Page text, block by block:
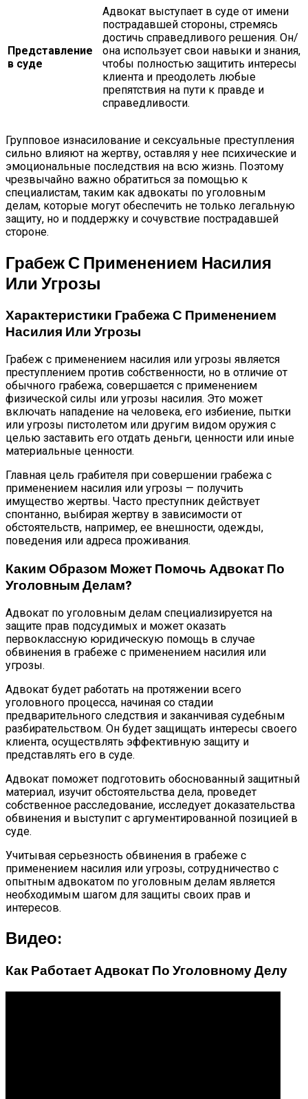
Представление
в суде
Адвокат выступает в суде от имени
пострадавшей стороны, стремясь
достичь справедливого решения. Он/
она использует свои навыки и знания,
чтобы полностью защитить интересы
клиента и преодолеть любые
препятствия на пути к правде и
справедливости.
Групповое изнасилование и сексуальные преступления
сильно влияют на жертву, оставляя у нее психические и
эмоциональные последствия на всю жизнь. Поэтому
чрезвычайно важно обратиться за помощью к
специалистам, таким как адвокаты по уголовным
делам, которые могут обеспечить не только легальную
защиту, но и поддержку и сочувствие пострадавшей
стороне.
Грабеж С Применением Насилия
Или Угрозы
Характеристики Грабежа С Применением
Насилия Или Угрозы
Грабеж с применением насилия или угрозы является
преступлением против собственности, но в отличие от
обычного грабежа, совершается с применением
физической силы или угрозы насилия. Это может
включать нападение на человека, его избиение, пытки
или угрозы пистолетом или другим видом оружия с
целью заставить его отдать деньги, ценности или иные
материальные ценности.
Главная цель грабителя при совершении грабежа с
применением насилия или угрозы — получить
имущество жертвы. Часто преступник действует
спонтанно, выбирая жертву в зависимости от
обстоятельств, например, ее внешности, одежды,
поведения или адреса проживания.
Каким Образом Может Помочь Адвокат По
Уголовным Делам?
Адвокат по уголовным делам специализируется на
защите прав подсудимых и может оказать
первоклассную юридическую помощь в случае
обвинения в грабеже с применением насилия или
угрозы.
Адвокат будет работать на протяжении всего
уголовного процесса, начиная со стадии
предварительного следствия и заканчивая судебным
разбирательством. Он будет защищать интересы своего
клиента, осуществлять эффективную защиту и
представлять его в суде.
Адвокат поможет подготовить обоснованный защитный
материал, изучит обстоятельства дела, проведет
собственное расследование, исследует доказательства
обвинения и выступит с аргументированной позицией в
суде.
Учитывая серьезность обвинения в грабеже с
применением насилия или угрозы, сотрудничество с
опытным адвокатом по уголовным делам является
необходимым шагом для защиты своих прав и
интересов.
Видео:
Как Работает Адвокат По Уголовному Делу